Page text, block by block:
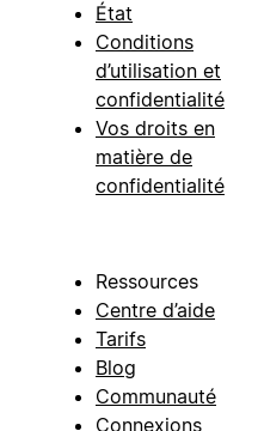
État
Conditions
d’utilisation et
confidentialité
Vos droits en
matière de
confidentialité
Ressources
Centre d’aide
Tarifs
Blog
Communauté
Connexions